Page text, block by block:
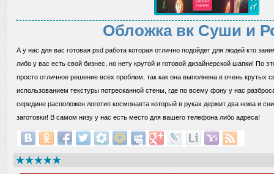
Обложка вк Суши и
А у нас для вас готовая psd работа которая отлично подойдет для людей кто
либо у вас есть свой бизнес, но нету крутой и готовой дизайнерской шапки! По
просто отличное решение всех проблем, так как она выполнена в очень крутых
использованием текстуры потресканной стены, где по всему фону у нас
середине расположен логотип космонавта который в руках держит два ножа и
заготовки! В самом низу у нас есть место для вашего телефона либо адреса!